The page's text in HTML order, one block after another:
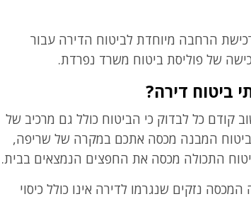
הרחבה מיוחדת לביטוח הדירה עבור
של פוליסת ביטוח משרד נפרדת.
ביטוח דירה?
קודם כל לבדוק כי הביטוח כולל גם מרכיב של
ביטוח המבנה מכסה אתכם במקרה של שריפה,
ביטוח התכולה מכסה את החפצים הנמצאים בבית.
נזקים שנגרמו לדירה אינו כולל כיסוי